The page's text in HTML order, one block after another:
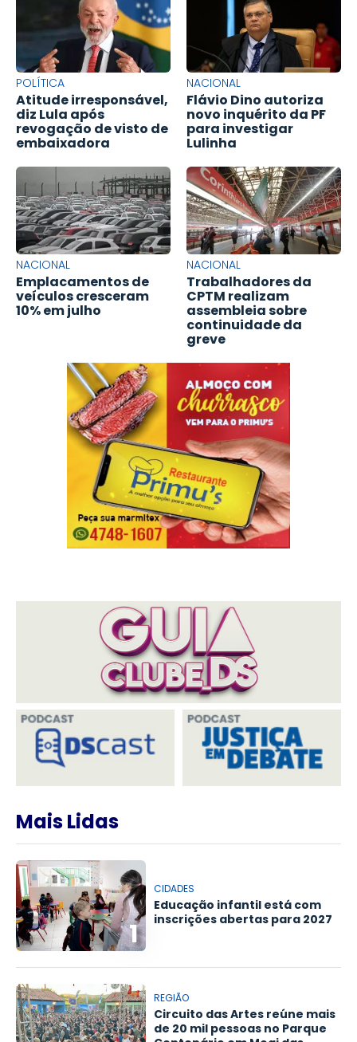
POLÍTICA
Atitude irresponsável,
diz Lula após
revogação de visto de
embaixadora
NACIONAL
Flávio Dino autoriza
novo inquérito da PF
para investigar
Lulinha
NACIONAL
Emplacamentos de
veículos cresceram
10% em julho
NACIONAL
Trabalhadores da
CPTM realizam
assembleia sobre
continuidade da
greve
Mais Lidas
1
CIDADES
Educação infantil está com
inscrições abertas para 2027
REGIÃO
Circuito das Artes reúne mais
de 20 mil pessoas no Parque